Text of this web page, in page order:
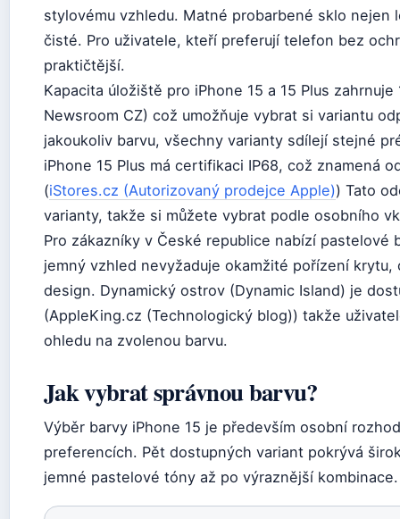
stylovému vzhledu. Matné probarbené sklo nejen
čisté. Pro uživatele, kteří preferují telefon bez
praktičtější.
Kapacita úložiště pro iPhone 15 a 15 Plus
Newsroom CZ) což umožňuje vybrat si variantu
jakoukoliv barvu, všechny varianty sdílejí stejné
iPhone 15 Plus má certifikaci IP68, což znamená
(iStores.cz (Autorizovaný prodejce Apple)) Tato
varianty, takže si můžete vybrat podle osobního
Pro zákazníky v České republice nabízí pastelové
jemný vzhled nevyžaduje okamžité pořízení
design. Dynamický ostrov (Dynamic Island) je
(AppleKing.cz (Technologický blog)) takže
ohledu na zvolenou barvu.
Jak vybrat správnou barvu?
Výběr barvy iPhone 15 je především osobní
preferencích. Pět dostupných variant pokrývá
jemné pastelové tóny až po výraznější kombinace.